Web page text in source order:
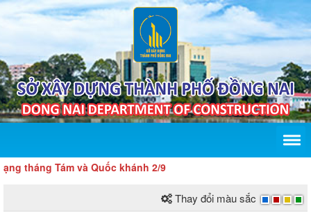
Tám và Quốc khánh 2/9
Thay đổi màu sắc